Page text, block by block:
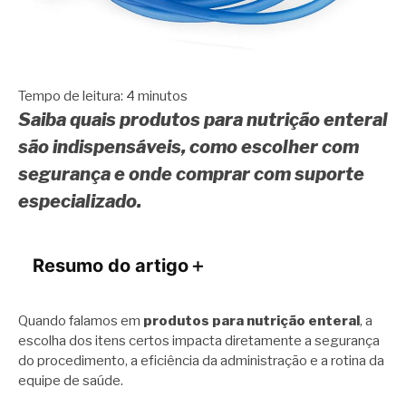
Tempo de leitura: 4 minutos
Saiba quais produtos para nutrição enteral
são indispensáveis, como escolher com
segurança e onde comprar com suporte
especializado.
Resumo do artigo＋
Quando falamos em produtos para nutrição enteral, a
escolha dos itens certos impacta diretamente a segurança
do procedimento, a eficiência da administração e a rotina da
equipe de saúde.